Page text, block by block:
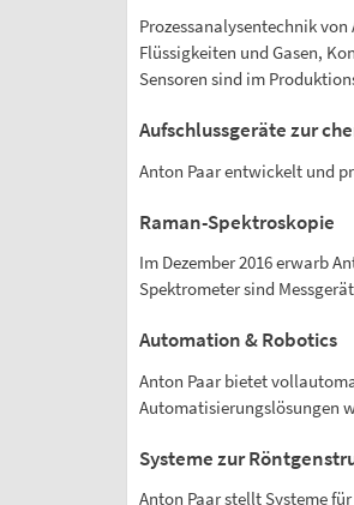
Prozessanalysentechnik
Flüssigkeiten und Gasen,
Sensoren sind im
Aufschlussgeräte zur
Anton Paar entwickelt und
Raman-Spektroskopie
Im Dezember 2016 erwarb
Spektrometer sind
Automation & Robotics
Anton Paar bietet
Automatisierungslösungen
Systeme zur
Anton Paar stellt Systeme